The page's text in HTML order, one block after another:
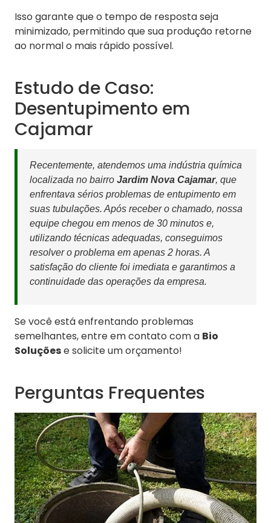
Isso garante que o tempo de resposta seja
minimizado, permitindo que sua produção retorne
ao normal o mais rápido possível.
Estudo de Caso:
Desentupimento em
Cajamar
Recentemente, atendemos uma indústria química
localizada no bairro Jardim Nova Cajamar, que
enfrentava sérios problemas de entupimento em
suas tubulações. Após receber o chamado, nossa
equipe chegou em menos de 30 minutos e,
utilizando técnicas adequadas, conseguimos
resolver o problema em apenas 2 horas. A
satisfação do cliente foi imediata e garantimos a
continuidade das operações da empresa.
Se você está enfrentando problemas
semelhantes, entre em contato com a Bio
Soluçõese solicite um orçamento!
Perguntas Frequentes